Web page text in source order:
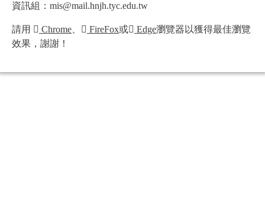
資訊組：mis@mail.hnjh.tyc.edu.tw
請用 Chrome FireFox或 Edge瀏覽器以獲得最佳瀏覽
效果，謝謝！